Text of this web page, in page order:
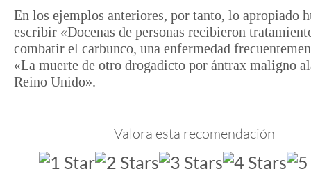
En los ejemplos anteriores, por tanto, lo apropiado
escribir «Docenas de personas recibieron
combatir el carbunco, una enfermedad
«La muerte de otro drogadicto por ántrax maligno
Reino Unido».
Valora esta recomendación